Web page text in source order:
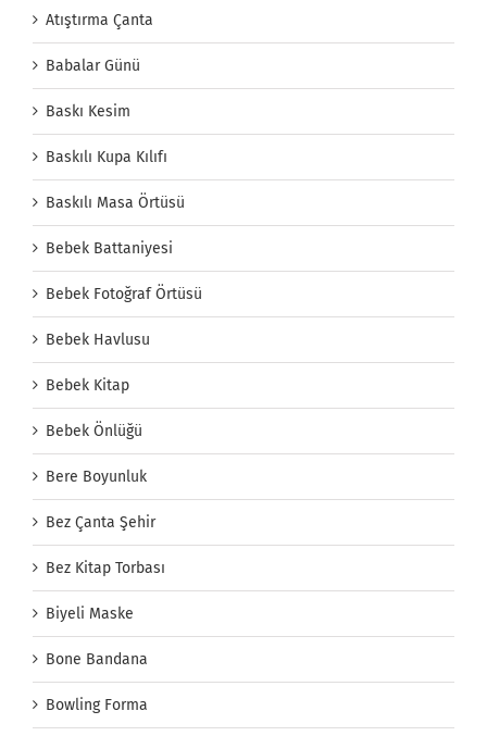
Atıştırma Çanta
Babalar Günü
Baskı Kesim
Baskılı Kupa Kılıfı
Baskılı Masa Örtüsü
Bebek Battaniyesi
Bebek Fotoğraf Örtüsü
Bebek Havlusu
Bebek Kitap
Bebek Önlüğü
Bere Boyunluk
Bez Çanta Şehir
Bez Kitap Torbası
Biyeli Maske
Bone Bandana
Bowling Forma